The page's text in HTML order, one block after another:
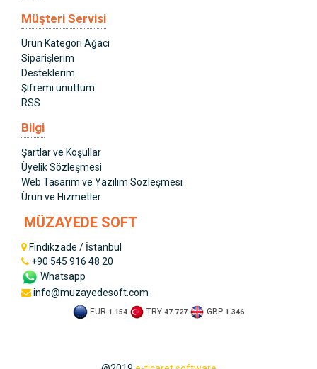
Müşteri Servisi
Ürün Kategori Ağacı
Siparişlerim
Desteklerim
Şifremi unuttum
RSS
Bilgi
Şartlar ve Koşullar
Üyelik Sözleşmesi
Web Tasarım ve Yazılım Sözleşmesi
Ürün ve Hizmetler
MÜZAYEDE SOFT
Fındıkzade / İstanbul
+90 545 916 48 20
Whatsapp
info@muzayedesoft.com
EUR 1.154 TRY 47.727 GBP 1.346